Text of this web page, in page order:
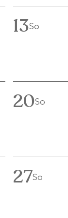
13So
20So
27So